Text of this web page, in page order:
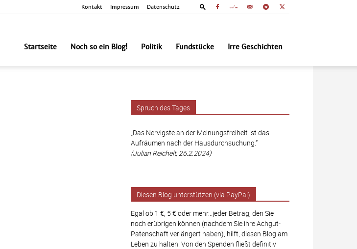
Kontakt Impressum Datenschutz
Startseite Noch so ein Blog! Politik Fundstücke Irre Geschichten
Spruch des Tages
„Das Nervigste an der Meinungsfreiheit ist das
Aufräumen nach der Hausdurchsuchung.“
(Julian Reichelt, 26.2.2024)
Diesen Blog unterstützen (via PayPal)
Egal ob 1 €, 5 € oder mehr...jeder Betrag, den Sie
noch erübrigen können (nachdem Sie ihre Achgut-
Patenschaft verlängert haben), hilft, diesen Blog am
Leben zu halten. Von den Spenden fließt definitiv